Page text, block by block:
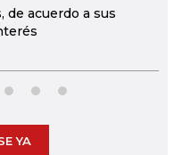
de acuerdo a sus
YA